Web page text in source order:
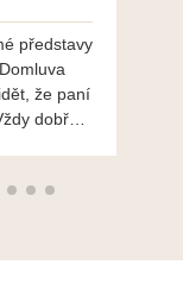
představy
že paní
dobře a